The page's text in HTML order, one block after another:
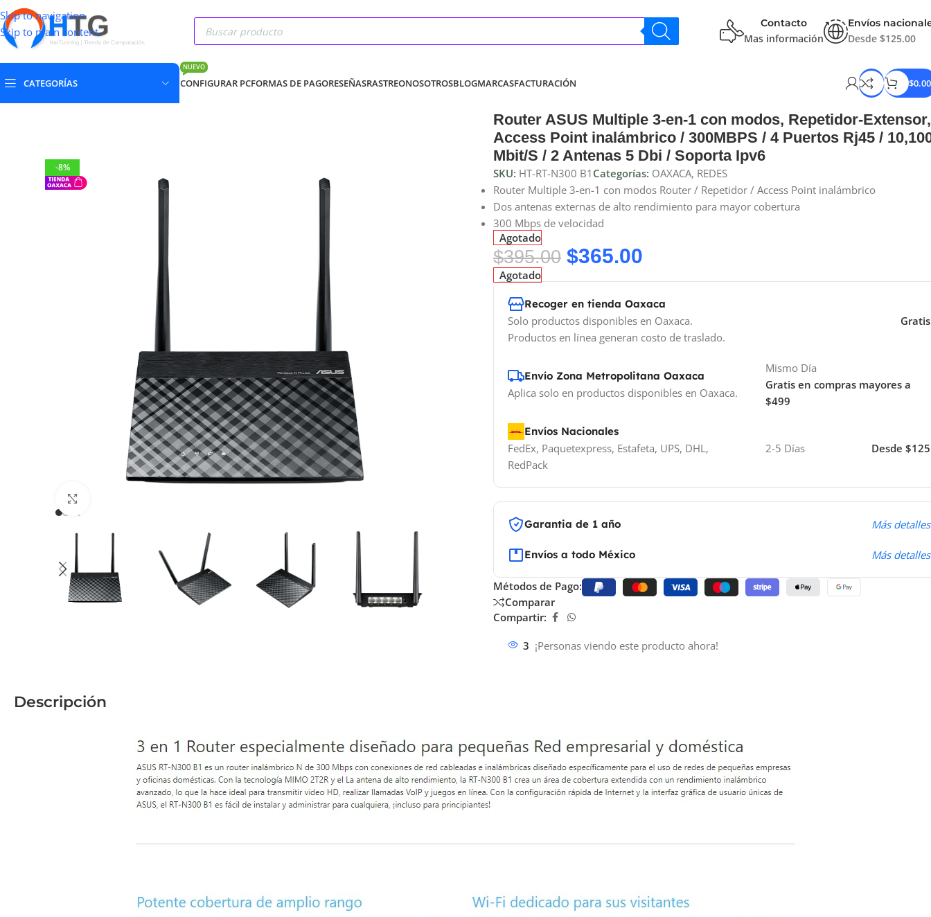
Skip to navigation
Skip to main content
Contacto
Mas información
Envíos
Desde $125.00
CATEGORÍAS CONFIGURAR PC
NUEVO
FORMAS DE PAGORESEÑASRASTREONOSOTROSBLOGMARCASFACTURACIÓN $0.00
-8%
Router ASUS Multiple 3-en-1 con modos, Repetidor-Extensor,
Access Point inalámbrico / 300MBPS / 4 Puertos Rj45 /
Mbit/S / 2 Antenas 5 Dbi / Soporta Ipv6
SKU: HT-RT-N300 B1 Categorías: OAXACA, REDES
Router Multiple 3-en-1 con modos Router / Repetidor / Access Point inalámbrico
Dos antenas externas de alto rendimiento para mayor cobertura
300 Mbps de velocidad
Agotado
$395.00 $365.00
Agotado
Recoger en tienda Oaxaca
Solo productos disponibles en Oaxaca.
Productos en línea generan costo de traslado.
Gratis
Envío Zona Metropolitana Oaxaca
Aplica solo en productos disponibles en Oaxaca.
Mismo Día
Gratis en compras mayores a
$499
Envíos Nacionales
FedEx, Paquetexpress, Estafeta, UPS, DHL,
RedPack
2-5 Días Desde $125
Garantia de 1 año Más detalles
Envíos a todo México Más detalles
Métodos de Pago:
Comparar
Compartir:
3 ¡Personas viendo este producto ahora!
Descripción